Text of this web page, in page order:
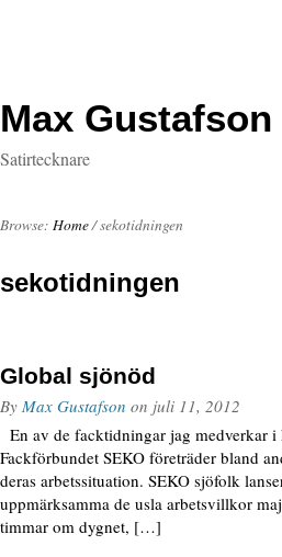
Max Gustafson
Satirtecknare
Browse: Home/sekotidningen
sekotidningen
Global sjönöd
By Max Gustafson on juli 11, 2012
En av de facktidningar jag medverkar
Fackförbundet SEKO företräder bland
deras arbetssituation. SEKO sjöfolk
uppmärksamma de usla arbetsvillkor
timmar om dygnet, […]